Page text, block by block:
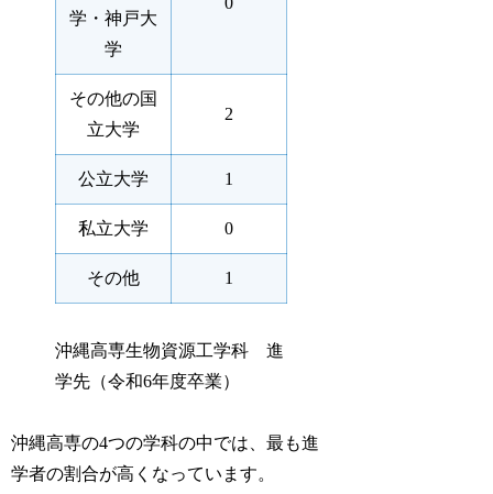
学・神戸大
学
その他の国
立大学
2
公立大学 1
私立大学 0
その他 1
沖縄高専生物資源工学科 進
学先（令和6年度卒業）
沖縄高専の4つの学科の中では、最も進
学者の割合が高くなっています。